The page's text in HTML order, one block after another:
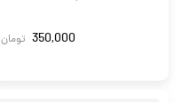
350,000 تومان